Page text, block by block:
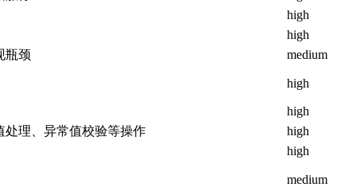
high
high
瓶颈 medium
high
high
处理、异常值校验等操作
high
high
medium